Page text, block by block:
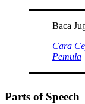
Baca
Cara
Pemula
Parts of Speech